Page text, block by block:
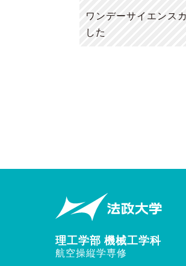
ワンデーサイエンス
した
理工学部 機械工学科
航空操縦学専修